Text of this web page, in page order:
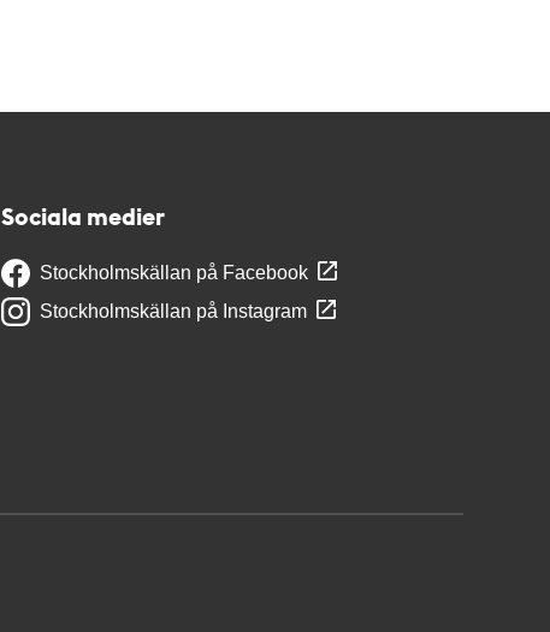
Sociala medier
Stockholmskällan på Facebook
Stockholmskällan på Instagram